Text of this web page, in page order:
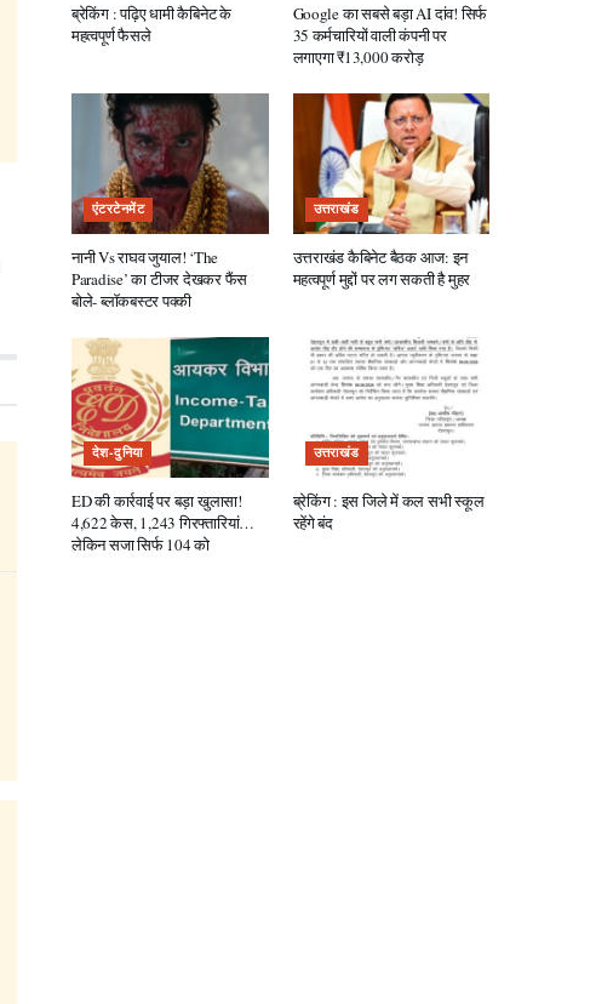
ब्रेकिंग : पढ़िए धामी कैबिनेट के
महत्वपूर्ण फैसले
Google का सबसे बड़ा AI दांव! सिर्फ
35 कर्मचारियों वाली कंपनी पर
लगाएगा ₹13,000 करोड़
एंटरटेनमेंट
नानी Vs राघव जुयाल! ‘The
Paradise’ का टीजर देखकर फैंस
बोले- ब्लॉकबस्टर पक्की
उत्तराखंड
उत्तराखंड कैबिनेट बैठक आज: इन
महत्वपूर्ण मुद्दों पर लग सकती है मुहर
देश-दुनिया
ED की कार्रवाई पर बड़ा खुलासा!
4,622 केस, 1,243 गिरफ्तारियां…
लेकिन सजा सिर्फ 104 को
उत्तराखंड
ब्रेकिंग : इस जिले में कल सभी स्कूल
रहेंगे बंद